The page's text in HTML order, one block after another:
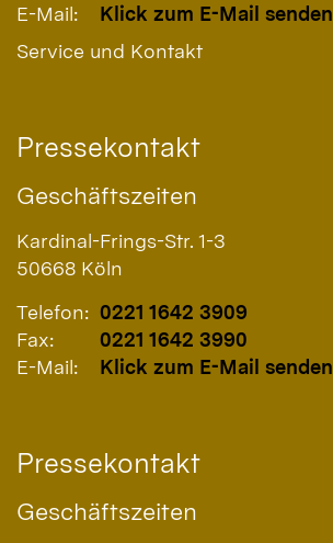
E-Mail:
Klick zum E-Mail senden
Service und Kontakt
Pressekontakt
Geschäftszeiten
Kardinal-Frings-Str. 1-3
50668 Köln
Telefon: 0221 1642 3909
Fax:
0221 1642 3990
E-Mail:
Klick zum E-Mail senden
Pressekontakt
Geschäftszeiten